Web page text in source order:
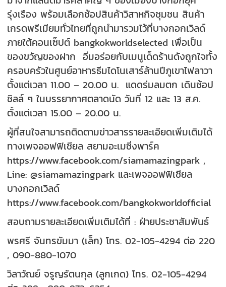
รุ่งเรือง พร้อมเลือกช้อปสินค้าวิสาหกิจชุมชน สินค้า
เกรดพรีเมียมทั่วไทยที่ถูกนำมารวมไว้ที่บางกอกเวิลด์
ภายใต้คอนเซ็ปต์ bangkokworldselected เพื่อเป็น
ของขวัญของฝาก อิ่มอร่อยกับเมนูเด็ดร้านดังถูกใจทั้ง
ครอบครัวในศูนย์อาหารธีมไดโนเสาร์ล้านปีภูเขาไฟลาวา
ตั้งแต่เวลา 11.00 – 20.00 น. แดดร่มลมตก เดินช้อป
ชิลล์ ๆ ในบรรยากาศตลาดนัด วันที่ 12 และ 13 ส.ค.
ตั้งแต่เวลา 15.00 – 20.00 น.
ผู้ที่สนใจสามารถติดตามข่าวสารรายละเอียดเพิ่มเติมได้
ทางเพจออฟฟิเชียล สยามอะเมซิ่งพาร์ค
https://www.facebook.com/siamamazingpark ,
Line: @siamamazingpark และเพจออฟฟิเชียล
บางกอกเวิลด์
https://www.facebook.com/bangkokworldofficial
สอบถามรายละเอียดเพิ่มเติมได้ที่ : ฝ่ายประชาสัมพันธ์
พรศรี จันทรขัมมา (เล็ก) โทร. 02-105-4294 ต่อ 220
, 090-880-1070
วิลาวัณย์ จรูญรัตนกุล (ลูกเกด) โทร. 02-105-4294